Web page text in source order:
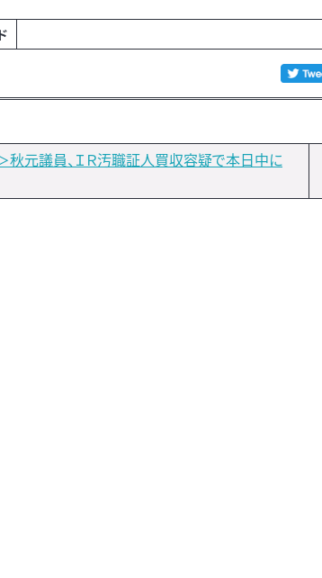
秋元議員、ＩＲ汚職証人買収容疑で本日中に